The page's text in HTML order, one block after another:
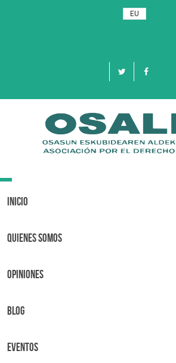
EU
Toggle
Inicio
Quienes Somos
OPINIONES
BLOG
Eventos